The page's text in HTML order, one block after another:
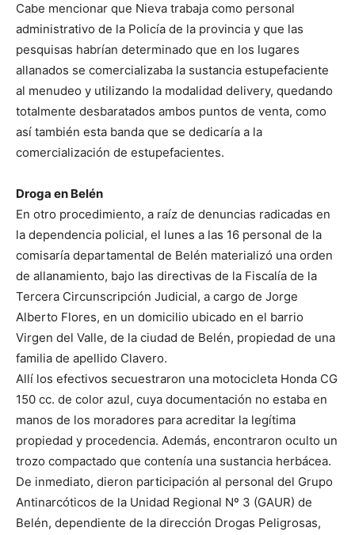
Cabe mencionar que Nieva trabaja como personal
administrativo de la Policía de la provincia y que las
pesquisas habrían determinado que en los lugares
allanados se comercializaba la sustancia estupefaciente
al menudeo y utilizando la modalidad delivery, quedando
totalmente desbaratados ambos puntos de venta, como
así también esta banda que se dedicaría a la
comercialización de estupefacientes.
Droga en Belén
En otro procedimiento, a raíz de denuncias radicadas en
la dependencia policial, el lunes a las 16 personal de la
comisaría departamental de Belén materializó una orden
de allanamiento, bajo las directivas de la Fiscalía de la
Tercera Circunscripción Judicial, a cargo de Jorge
Alberto Flores, en un domicilio ubicado en el barrio
Virgen del Valle, de la ciudad de Belén, propiedad de una
familia de apellido Clavero.
Allí los efectivos secuestraron una motocicleta Honda CG
150 cc. de color azul, cuya documentación no estaba en
manos de los moradores para acreditar la legítima
propiedad y procedencia. Además, encontraron oculto un
trozo compactado que contenía una sustancia herbácea.
De inmediato, dieron participación al personal del Grupo
Antinarcóticos de la Unidad Regional Nº 3 (GAUR) de
Belén, dependiente de la dirección Drogas Peligrosas,